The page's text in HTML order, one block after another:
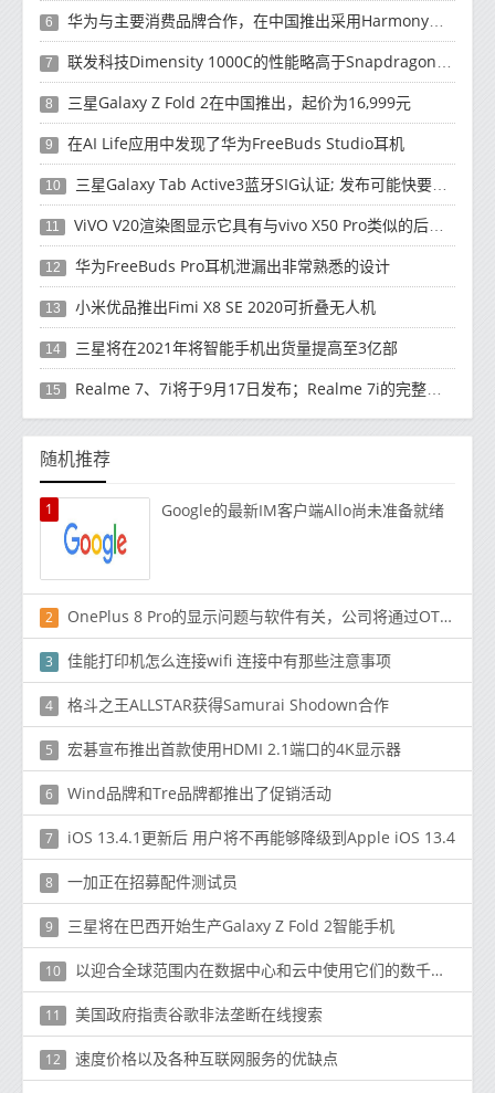
6 华为与主要消费品牌合作，在中国推出采用HarmonyOS 2.0的智能家居产品
7 联发科技Dimensity 1000C的性能略高于Snapdragon 765G
8 三星Galaxy Z Fold 2在中国推出，起价为16,999元
9 在AI Life应用中发现了华为FreeBuds Studio耳机
10 三星Galaxy Tab Active3蓝牙SIG认证; 发布可能快要结束了
11 ViVO V20渲染图显示它具有与vivo X50 Pro类似的后部设计
12 华为FreeBuds Pro耳机泄漏出非常熟悉的设计
13 小米优品推出Fimi X8 SE 2020可折叠无人机
14 三星将在2021年将智能手机出货量提高至3亿部
15 Realme 7、7i将于9月17日发布；Realme 7i的完整规格并导致泄漏
随机推荐
1 Google的最新IM客户端Allo尚未准备就绪
2 OnePlus 8 Pro的显示问题与软件有关，公司将通过OTA更新修复它们
3 佳能打印机怎么连接wifi 连接中有那些注意事项
4 格斗之王ALLSTAR获得Samurai Shodown合作
5 宏碁宣布推出首款使用HDMI 2.1端口的4K显示器
6 Wind品牌和Tre品牌都推出了促销活动
7 iOS 13.4.1更新后 用户将不再能够降级到Apple iOS 13.4
8 一加正在招募配件测试员
9 三星将在巴西开始生产Galaxy Z Fold 2智能手机
10 以迎合全球范围内在数据中心和云中使用它们的数千名客户
11 美国政府指责谷歌非法垄断在线搜索
12 速度价格以及各种互联网服务的优缺点